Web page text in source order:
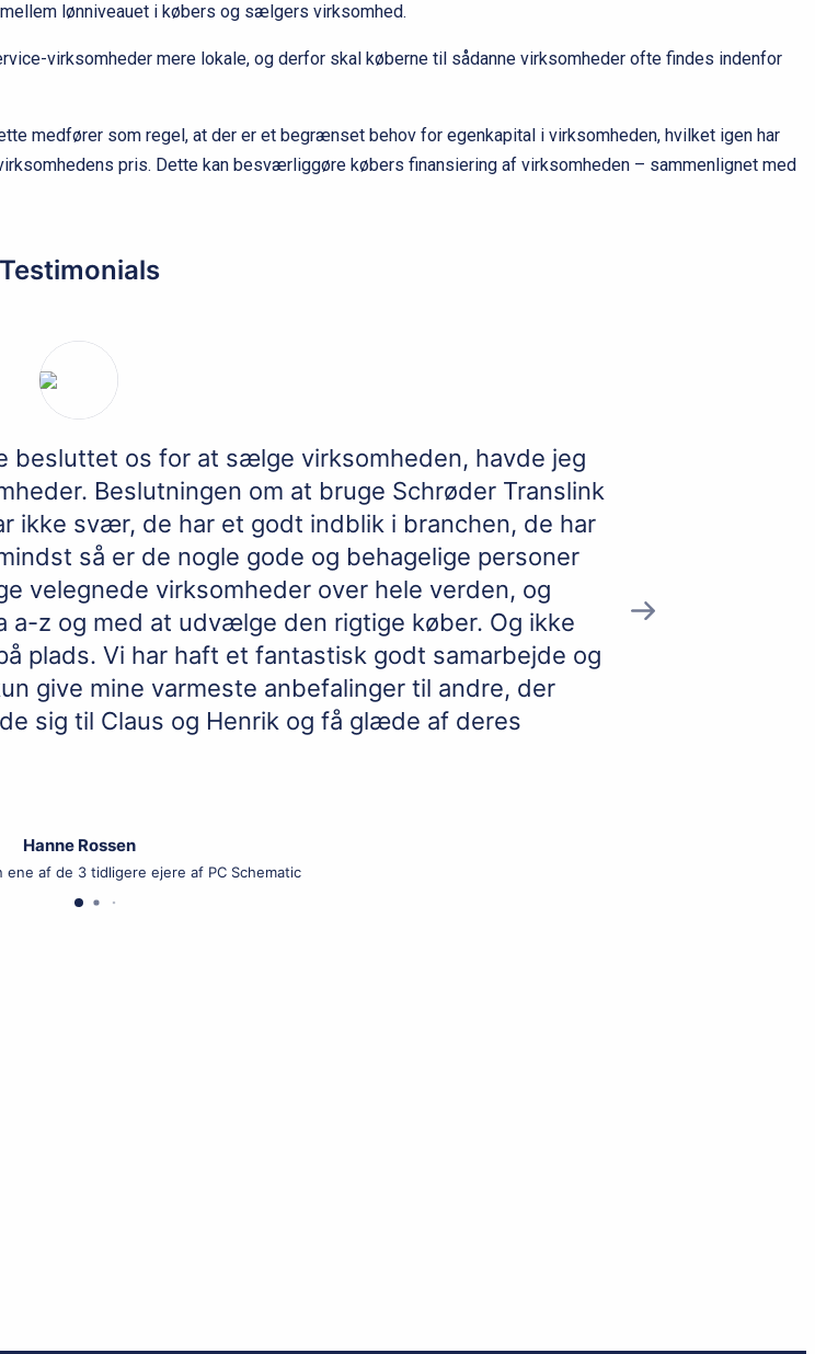
lønniveauet i købers og sælgers virksomhed.
virksomheder mere lokale, og derfor skal køberne til sådanne virksomheder ofte findes indenfor
medfører som regel, at der er et begrænset behov for egenkapital i virksomheden, hvilket igen har
pris. Dette kan besværliggøre købers finansiering af virksomheden – sammenlignet med
Testimonials
besluttet os for at sælge virksomheden, havde jeg
Beslutningen om at bruge Schrøder Translink
ikke svær, de har et godt indblik i branchen, de har
så er de nogle gode og behagelige personer
velegnede virksomheder over hele verden, og
z og med at udvælge den rigtige køber. Og ikke
plads. Vi har haft et fantastisk godt samarbejde og
give mine varmeste anbefalinger til andre, der
sig til Claus og Henrik og få glæde af deres
Hanne Rossen
af de 3 tidligere ejere af PC Schematic